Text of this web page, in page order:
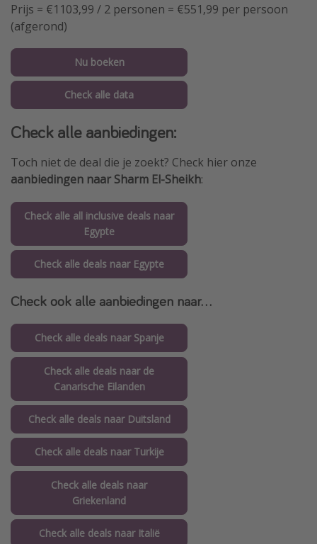
Prijs = €1103,99 / 2 personen = €551,99 per persoon
(afgerond)
Nu boeken
Check alle data
Check alle aanbiedingen:
Toch niet de deal die je zoekt? Check hier onze
aanbiedingen naar Sharm El-Sheikh:
Check alle all inclusive deals naar
Egypte
Check alle deals naar Egypte
Check ook alle aanbiedingen naar...
Check alle deals naar Spanje
Check alle deals naar de
Canarische Eilanden
Check alle deals naar Duitsland
Check alle deals naar Turkije
Check alle deals naar
Griekenland
Check alle deals naar Italië